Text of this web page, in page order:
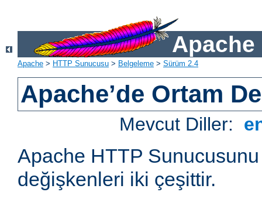
Apache
Apache > HTTP Sunucusu > Belgeleme > Sürüm 2.4
Apache’de Ortam
Mevcut Diller:
Apache HTTP
değişkenleri iki çeşittir.